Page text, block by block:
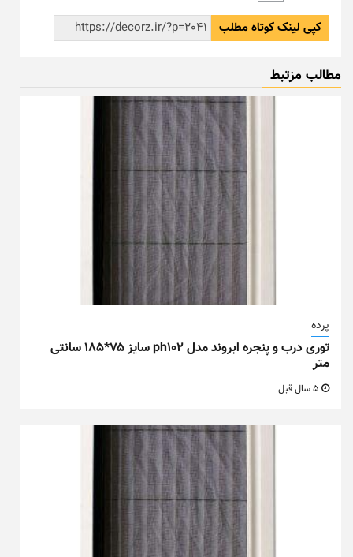
کپی لینک کوتاه مطلب
مطالب مزتبط
پرده
توری درب و پنجره ابروند مدل ph102 سایز ۷۵*۱۸۵ سانتی
متر